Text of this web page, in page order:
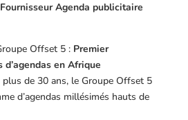
Agenda publicitaire
Offset 5 : Premier
en Afrique
plus de 30 ans, le Groupe Offset 5
d’agendas millésimés hauts de